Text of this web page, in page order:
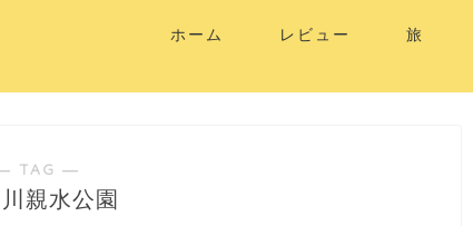
ホーム レビュー 旅
TAG ―
親水公園